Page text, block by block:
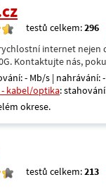
testů celkem:296
internet nejen
Kontaktujte nás,
- Mb/s | nahrávání:
kabel/optika:
okrese.
testů celkem:213